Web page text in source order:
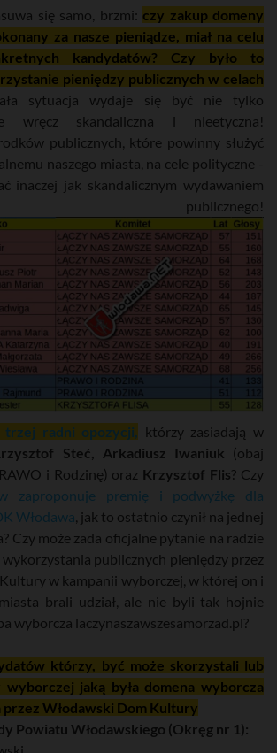
się samo, brzmi: czy zakup domeny
za nasze pieniądze, miał na celu
kandydatów? Czy było to
pieniędzy publicznych w celach
sytuacja wydaje się być nie tylko
wręcz skandaliczna i nieetyczna!
publicznych, które powinny służyć
naszego miasta, na cele polityczne -
inaczej jak skandalicznym wydawaniem
publicznego!
trzej radni opozycji, którzy zasiadają w
Steć, Arkadiusz Iwaniuk (obaj
i Rodzinę) oraz Krzysztof Flis? Czy
zaproponuje premię i podwyżkę dla
Włodawa , jak to ostatnio czynił na jednej
Czy może zada oficjalne pytanie na radzie
publicznych pieniędzy przez
w kampanii wyborczej, w której on i
brali udział, ale nie byli tak hojnie
wyborcza laczynaszawszesamorzad.pl?
którzy, być może skorzystali lub
jaką była domena wyborcza
przez Włodawski Dom Kultury
Powiatu Włodawskiego (Okręg nr 1):